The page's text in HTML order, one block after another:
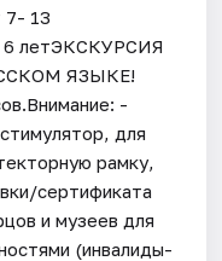
7- 13
6 летЭКСКУРСИЯ
ЯЗЫКЕ!
-
для
рамку,
сертификата
и музеев для
(инвалиды-